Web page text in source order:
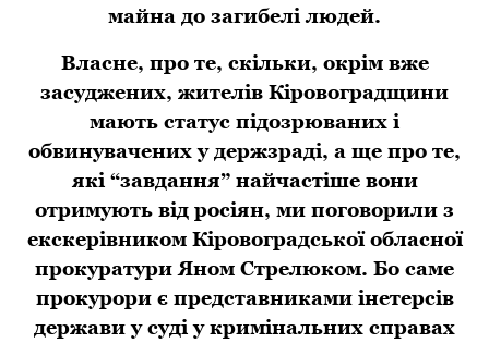
майна до загибелі людей.
Власне, про те, скільки, окрім вже
засуджених, жителів Кіровоградщини
мають статус підозрюваних і
обвинувачених у держзраді, а ще про те,
які “завдання” найчастіше вони
отримують від росіян, ми поговорили з
екскерівником Кіровоградської обласної
прокуратури Яном Стрелюком. Бо саме
прокурори є представниками інетерсів
держави у суді у кримінальних справах